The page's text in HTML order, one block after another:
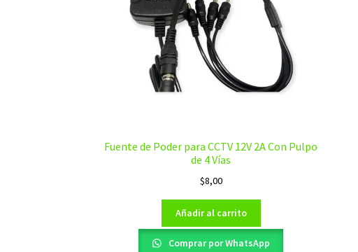
Fuente de Poder para CCTV 12V 2A Con Pulpo
de 4 Vías
$8,00
Añadir al carrito
Comprar por WhatsApp